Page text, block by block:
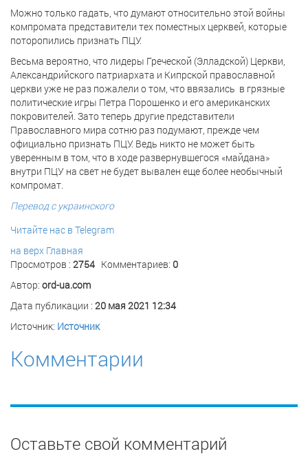
Можно только гадать, что думают относительно этой войны
компромата представители тех поместных церквей, которые
поторопились признать ПЦУ.
Весьма вероятно, что лидеры Греческой (Элладской) Церкви,
Александрийского патриархата и Кипрской православной
церкви уже не раз пожалели о том, что ввязались в грязные
политические игры Петра Порошенко и его американских
покровителей. Зато теперь другие представители
Православного мира сотню раз подумают, прежде чем
официально признать ПЦУ. Ведь никто не может быть
уверенным в том, что в ходе развернувшегося «майдана»
внутри ПЦУ на свет не будет вывален еще более необычный
компромат.
Перевод с украинского
Читайте нас в Telegram
на верх Главная
Просмотров : 2754 Комментариев: 0
Автор: ord-ua.com
Дата публикации : 20 мая 2021 12:34
Источник: Источник
Комментарии
Оставьте свой комментарий